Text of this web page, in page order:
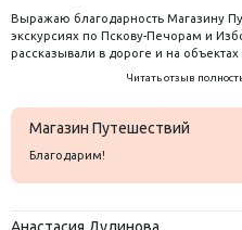
Выражаю благодарность Магазину
экскурсиях по Пскову-Печорам и
рассказывали в дороге и на
Читать отзыв
Магазин Путешествий
Благодарим!